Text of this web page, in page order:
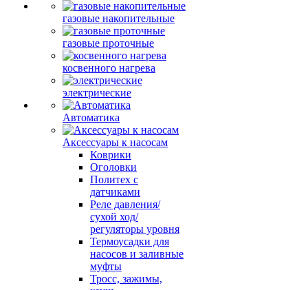
газовые накопительные
газовые проточные
косвенного нагрева
электрические
Автоматика
Аксессуары к насосам
Коврики
Оголовки
Политех с
датчиками
Реле давления/
сухой ход/
регуляторы уровня
Термоусадки для
насосов и заливные
муфты
Тросс, зажимы,